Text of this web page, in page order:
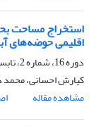
استخراج مساحت
اقلیمی حوضه‌های
دوره 16، شماره 2، تابستان 1399، صفحه
کیارش احسانی،
مشاهده مقاله